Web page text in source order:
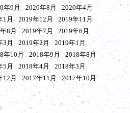
年9月 2020年8月
2020年4月
1月 2019年12月
2019年11月
8月 2019年7月
2019年6月
3月 2019年2月
2019年1月
年10月 2018年9月
2018年8月
5月 2018年4月
2018年3月
12月 2017年11月
2017年10月